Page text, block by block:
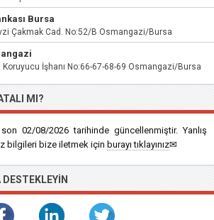
Bursa
Çakmak Cad. No:52/B Osmangazi/Bursa
Koruyucu İşhanı No:66-67-68-69 Osmangazi/Bursa
MI?
02/08/2026 tarihinde güncellenmiştir. Yanlış
bilgileri bize iletmek için burayı tıklayınız✉